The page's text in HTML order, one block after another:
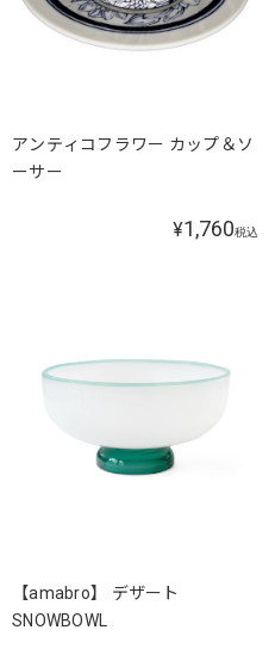
アンティコフラワー カップ＆ソ
ーサー
¥1,760税込
【amabro】 デザート
SNOWBOWL